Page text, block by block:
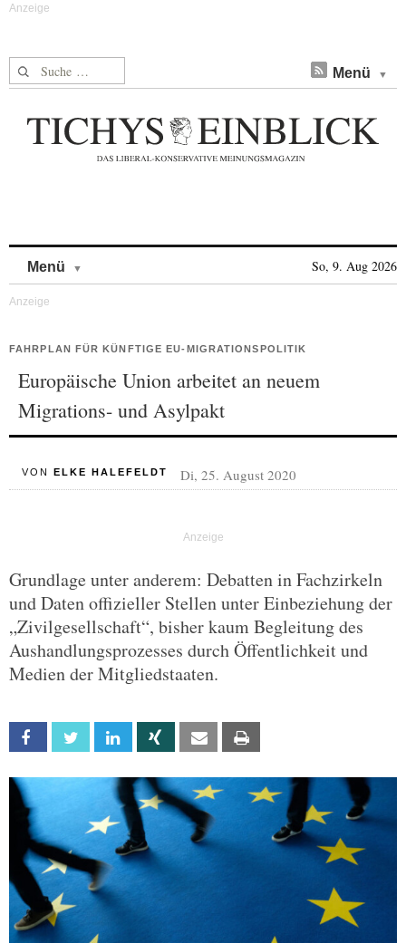
Suche nach: Menü
Menü So, 9. Aug 2026
FAHRPLAN FÜR KÜNFTIGE EU-MIGRATIONSPOLITIK
Europäische Union arbeitet an neuem
Migrations- und Asylpakt
VON ELKE HALEFELDT Di, 25. August 2020
Grundlage unter anderem: Debatten in Fachzirkeln
und Daten offizieller Stellen unter Einbeziehung der
„Zivilgesellschaft“, bisher kaum Begleitung des
Aushandlungsprozesses durch Öffentlichkeit und
Medien der Mitgliedstaaten.
Facebook Twitter Linkedin Xing Email